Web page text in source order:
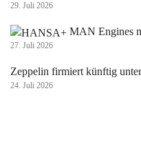
29. Juli 2026
MAN Engines
27. Juli 2026
Zeppelin firmiert künftig
24. Juli 2026